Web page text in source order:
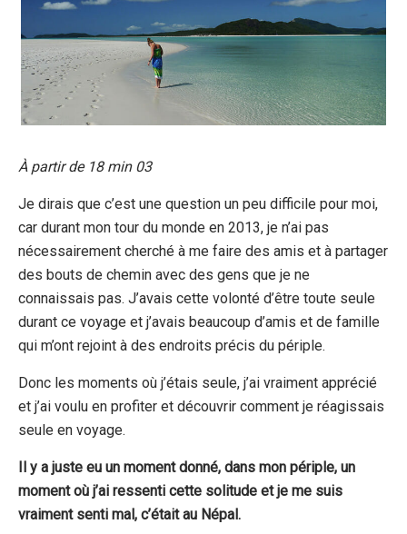
À partir de 18 min 03
Je dirais que c’est une question un peu difficile pour moi,
car durant mon tour du monde en 2013, je n’ai pas
nécessairement cherché à me faire des amis et à partager
des bouts de chemin avec des gens que je ne
connaissais pas. J’avais cette volonté d’être toute seule
durant ce voyage et j’avais beaucoup d’amis et de famille
qui m’ont rejoint à des endroits précis du périple.
Donc les moments où j’étais seule, j’ai vraiment apprécié
et j’ai voulu en profiter et découvrir comment je réagissais
seule en voyage.
Il y a juste eu un moment donné, dans mon périple, un
moment où j’ai ressenti cette solitude et je me suis
vraiment senti mal, c’était au Népal.